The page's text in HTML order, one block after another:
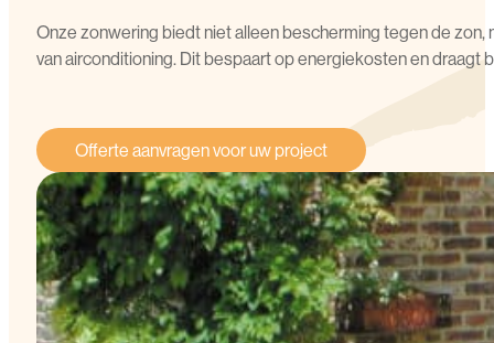
Onze zonwering biedt niet alleen bescherming tegen de
van airconditioning. Dit bespaart op energiekosten en draagt
Offerte aanvragen voor uw project